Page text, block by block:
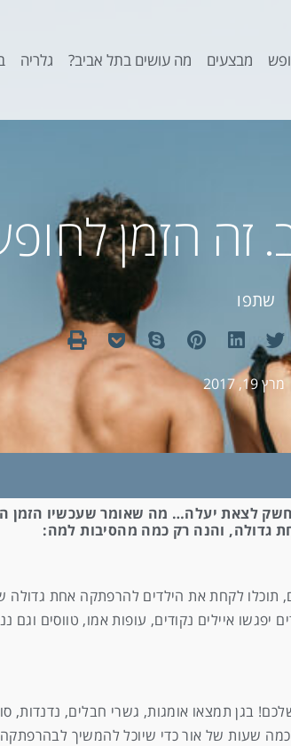
מבצעים מה עושים בתל אביב? גלריה
זה הזמן
שתפו
מרץ 19, 2017
לצאת יעלה… מה שאומר שעכשיו
גדולה, והנה רק כמה מהסיבות למה:
אחר הצהרים נעים, תוכלו לקחת את הילדים להרפתקה
יפגשו איילים נקודים, עופות אמו, טווסים וגם
בגן תמצאו אומגות, גשרי חבלים, נדנדות,
שעות של אור כדי שיוכל להמשיך